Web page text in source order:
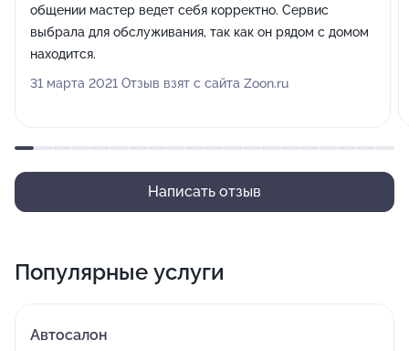
общении мастер ведет себя корректно. Сервис
выбрала для обслуживания, так как он рядом с домом
находится.
31 марта 2021 Отзыв взят с сайта Zoon.ru
Написать отзыв
Популярные услуги
Автосалон